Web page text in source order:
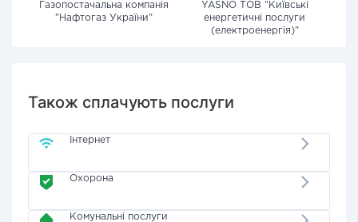
Газопостачальна компанія
"Нафтогаз України"
YASNO ТОВ "Київські
енергетичні послуги
(електроенергія)"
Також сплачують послуги
Інтернет
Охорона
Комунальні послуги